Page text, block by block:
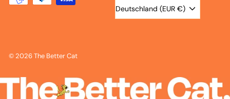
Deutschland (EUR €)
© 2026 The Better Cat